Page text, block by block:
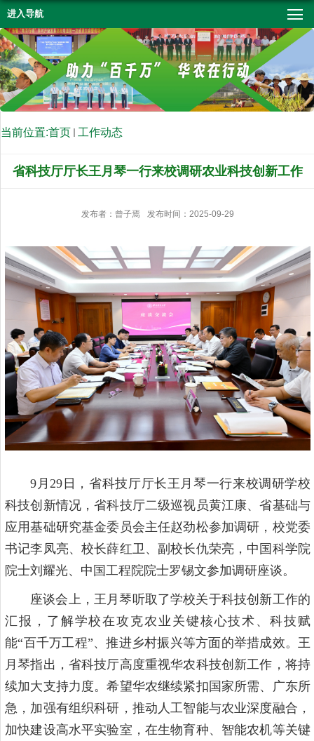
进入导航
当前位置:首页 工作动态
省科技厅厅长王月琴一行来校调研农业科技创新工作
发布者：曾子焉 发布时间：2025-09-29
9月29日，省科技厅厅长王月琴一行来校调研学校
科技创新情况，省科技厅二级巡视员黄江康、省基础与
应用基础研究基金委员会主任赵劲松参加调研，校党委
书记李凤亮、校长薛红卫、副校长仇荣亮，中国科学院
院士刘耀光、中国工程院院士罗锡文参加调研座谈。
座谈会上，王月琴听取了学校关于科技创新工作的
汇报，了解学校在攻克农业关键核心技术、科技赋
能“百千万工程”、推进乡村振兴等方面的举措成效。 王
月琴指出，省科技厅高度重视华农科技创新工作，将持
续加大支持力度。希望华农继续紧扣国家所需、广东所
急，加强有组织科研，推动人工智能与农业深度融合，
加快建设高水平实验室，在生物育种、智能农机等关键